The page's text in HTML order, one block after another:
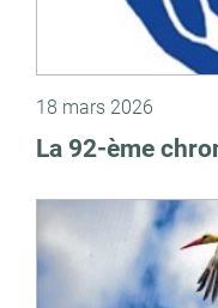
18 mars 2026
La 92-ème